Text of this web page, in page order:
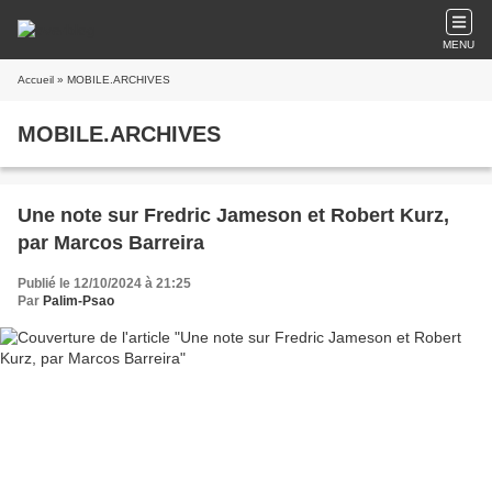
MENU
Accueil » MOBILE.ARCHIVES
MOBILE.ARCHIVES
Une note sur Fredric Jameson et Robert Kurz,
par Marcos Barreira
Publié le 12/10/2024 à 21:25
Par Palim-Psao